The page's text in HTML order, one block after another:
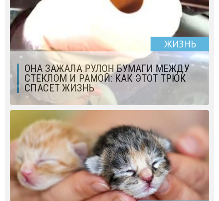
ЖИЗНЬ
ОНА ЗАЖАЛА РУЛОН БУМАГИ МЕЖДУ
СТЕКЛОМ И РАМОЙ: КАК ЭТОТ ТРЮК
СПАСЕТ ЖИЗНЬ